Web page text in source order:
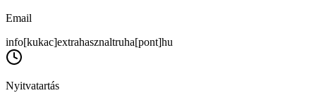
Email
info[kukac]extrahasznaltruha[pont]hu
Nyitvatartás